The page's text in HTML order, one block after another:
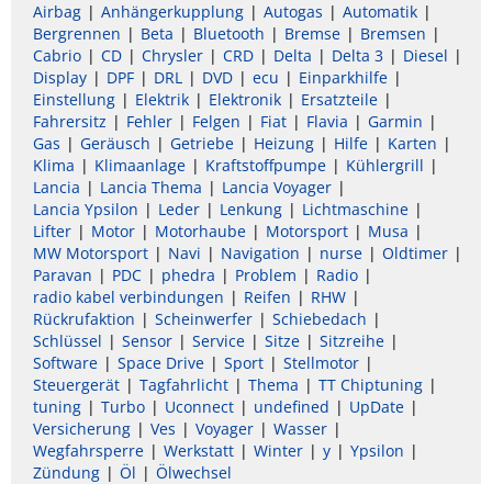
Airbag Anhängerkupplung Autogas
Automatik
Bergrennen
Beta Bluetooth Bremse
Bremsen
Cabrio
CD Chrysler CRD Delta Delta 3
Diesel
Display
DPF DRL DVD ecu
Einparkhilfe
Einstellung
Elektrik Elektronik
Ersatzteile
Fahrersitz
Fehler Felgen Fiat Flavia
Garmin
Gas
Geräusch Getriebe Heizung Hilfe
Karten
Klima
Klimaanlage Kraftstoffpumpe
Kühlergrill
Lancia
Lancia Thema
Lancia Voyager
Lancia Ypsilon
Leder Lenkung
Lichtmaschine
Lifter
Motor Motorhaube Motorsport
Musa
MW Motorsport
Navi Navigation nurse
Oldtimer
Paravan
PDC phedra Problem
Radio
radio kabel verbindungen
Reifen
RHW
Rückrufaktion
Scheinwerfer
Schiebedach
Schlüssel
Sensor Service Sitze
Sitzreihe
Software
Space Drive Sport
Stellmotor
Steuergerät
Tagfahrlicht Thema
TT Chiptuning
tuning
Turbo Uconnect undefined
UpDate
Versicherung
Ves Voyager
Wasser
Wegfahrsperre
Werkstatt Winter y
Ypsilon
Zündung
Öl Ölwechsel